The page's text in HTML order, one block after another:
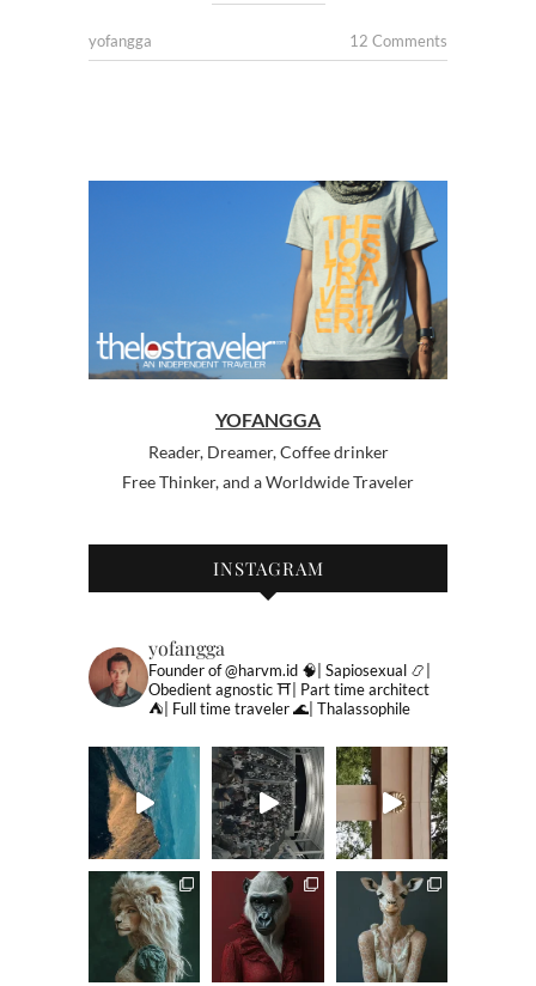
yofangga 12 Comments
YOFANGGA
Reader, Dreamer, Coffee drinker
Free Thinker, and a Worldwide Traveler
INSTAGRAM
yofangga
Founder of @harvm.id 🧠| Sapiosexual 📿|
Obedient agnostic⛩| Part time architect
⛺️| Full time traveler🌊| Thalassophile